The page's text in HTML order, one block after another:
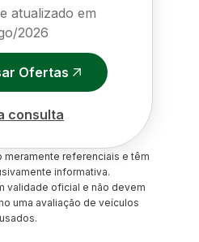
atualizado em
2026
Ofertas
consulta
meramente referenciais e têm
informativa.
validade oficial e não devem
uma avaliação de veículos
usados.